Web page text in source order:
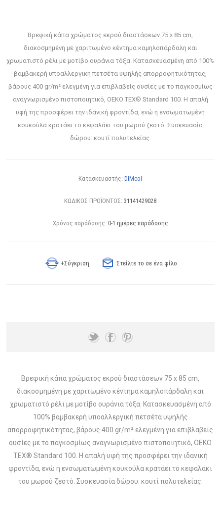
Βρεφική κάπα χρώματος εκρού διαστάσεων 75 x 85 cm,
διακοσμημένη με χαριτωμένο κέντημα καμηλοπάρδαλη και
χρωματιστό ρέλι με μοτίβο ουράνια τόξα. Κατασκευασμένη από 100%
βαμβακερή υποαλλεργική πετσέτα υψηλής απορροφητικότητας,
βάρους 400 gr/m² ελεγμένη για επιβλαβείς ουσίες με το παγκοσμίως
αναγνωρισμένο πιστοποιητικό, OEKO TEX® Standard 100. Η απαλή
υφή της προσφέρει την ιδανική φροντίδα, ενώ η ενσωματωμένη
κουκούλα κρατάει το κεφαλάκι του μωρού ζεστό. Συσκευασία
δώρου: κουτί πολυτελείας.
Κατασκευαστής: DIMcol
ΚΩΔΙΚΟΣ ΠΡΟΪΟΝΤΟΣ: 31141429028
Χρόνος παράδοσης: 0-1 ημέρες παράδοσης
+Σύγκριση Στείλτε το σε ένα φίλο
Βρεφική κάπα χρώματος εκρού διαστάσεων 75 x 85 cm,
διακοσμημένη με χαριτωμένο κέντημα καμηλοπάρδαλη και
χρωματιστό ρέλι με μοτίβο ουράνια τόξα. Κατασκευασμένη από
100% βαμβακερή υποαλλεργική πετσέτα υψηλής
απορροφητικότητας, βάρους 400 gr/m² ελεγμένη για επιβλαβείς
ουσίες με το παγκοσμίως αναγνωρισμένο πιστοποιητικό, OEKO
TEX® Standard 100. Η απαλή υφή της προσφέρει την ιδανική
φροντίδα, ενώ η ενσωματωμένη κουκούλα κρατάει το κεφαλάκι
του μωρού ζεστό. Συσκευασία δώρου: κουτί πολυτελείας.